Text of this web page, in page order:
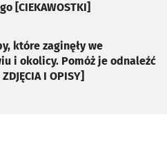
[CIEKAWOSTKI]
które zaginęły we
i okolicy. Pomóż je odnaleźć
ZDJĘCIA I OPISY]